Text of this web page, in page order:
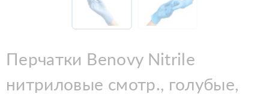
Перчатки Benovy Nitrile
нитриловые смотр., голубые,